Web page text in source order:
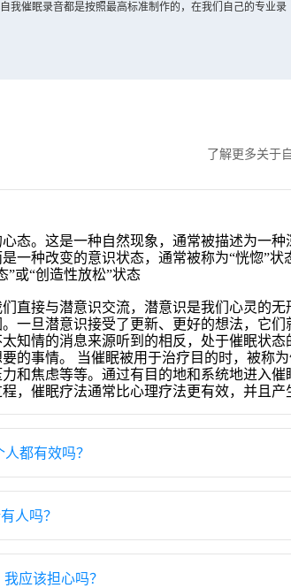
我催眠录音都是按照最高标准制作的，在我们自己的专业录
了解更多关于
态。这是一种自然现象，通常被描述为一
一种改变的意识状态，通常被称为“恍惚”
”或“创造性放松”状态
直接与潜意识交流，潜意识是我们心灵的
一旦潜意识接受了更新、更好的想法，它
知情的消息来源听到的相反，处于催眠状
的事情。 当催眠被用于治疗目的时，被称
和焦虑等等。通过有目的地和系统地进入
，催眠疗法通常比心理疗法更有效，并且产
都有效吗？
人吗？
应该担心吗？